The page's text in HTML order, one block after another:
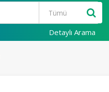
Detaylı Arama